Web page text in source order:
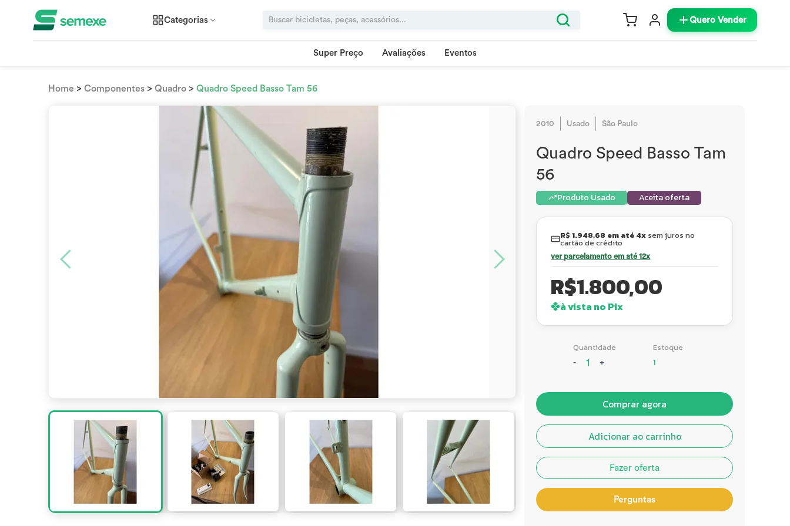
Categorias Quero Vender
Super Preço Avaliações Eventos
Home >Componentes >Quadro >Quadro Speed Basso Tam 56
2010 Usado São Paulo
Quadro Speed Basso Tam
56
Produto Usado Aceita oferta
R$ 1.948,68 em até 4x sem juros no
cartão de crédito
ver parcelamento em até 12x
R$1.800,00
à vista no Pix
Quantidade
- +
Estoque
1
Comprar agora
Adicionar ao carrinho
Fazer oferta
Perguntas